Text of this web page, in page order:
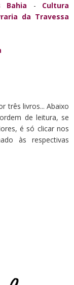
Bahia - Cultura
da Travessa
três livros... Abaixo
de leitura, se
é só clicar nos
às respectivas